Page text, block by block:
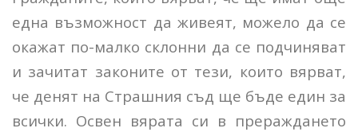
една възможност да живеят, можело да се
окажат по-малко склонни да се подчиняват
и зачитат законите от тези, които вярват,
че денят на Страшния съд ще бъде един за
всички. Освен вярата си в прераждането